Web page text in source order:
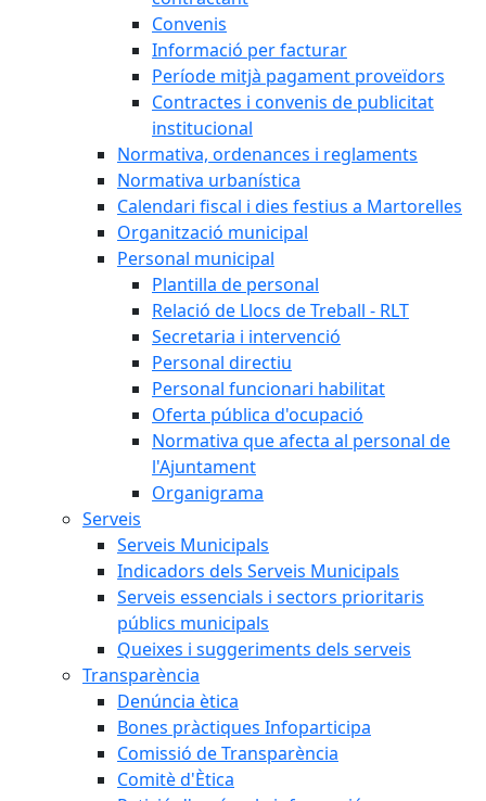
Convenis
Informació per facturar
Període mitjà pagament proveïdors
Contractes i convenis de publicitat
institucional
Normativa, ordenances i reglaments
Normativa urbanística
Calendari fiscal i dies festius a Martorelles
Organització municipal
Personal municipal
Plantilla de personal
Relació de Llocs de Treball - RLT
Secretaria i intervenció
Personal directiu
Personal funcionari habilitat
Oferta pública d'ocupació
Normativa que afecta al personal de
l'Ajuntament
Organigrama
Serveis
Serveis Municipals
Indicadors dels Serveis Municipals
Serveis essencials i sectors prioritaris
públics municipals
Queixes i suggeriments dels serveis
Transparència
Denúncia ètica
Bones pràctiques Infoparticipa
Comissió de Transparència
Comitè d'Ètica